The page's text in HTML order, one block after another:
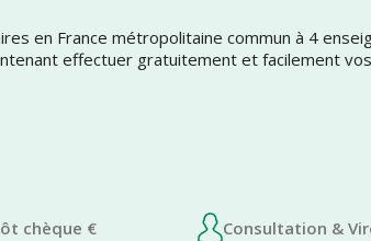
en France métropolitaine commun à 4
effectuer gratuitement et facilement
chèque € Consultation &